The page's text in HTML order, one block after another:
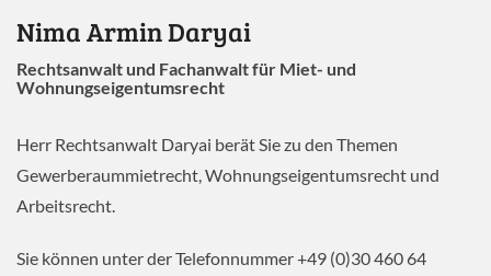
Nima Armin Daryai
Rechtsanwalt und Fachanwalt für Miet- und
Wohnungseigentumsrecht
Herr Rechtsanwalt Daryai berät Sie zu den Themen
Gewerberaummietrecht, Wohnungseigentumsrecht und
Arbeitsrecht.
Sie können unter der Telefonnummer +49 (0)30 460 64